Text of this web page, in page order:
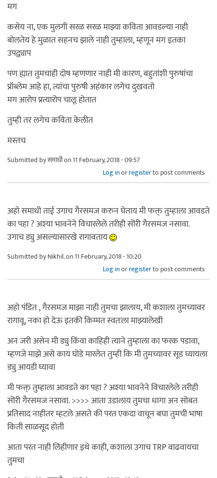
मग
कसेय ना, एक मुलगी सरळ सरळ माझ्या कविता आवडल्या नाही
बोलतेय हे मुळात सहनच झाले नाही तुम्हाला, म्हणून मग इतका
उपद्व्याप
पण ह्यात तुमचाही दोष म्हणणार नाही मी कारण, बहुतांशी पुरुषांचा
प्रॉब्लेम आहे हा, त्यांचा पुरुषी अहंकार लगेच दुखवतो
मग आरोप प्रत्यारोप चालू होतात
तुम्ही तर लगेच कविता केलीत
मस्तच
Submitted byसमाधीon 11 February, 2018 - 09:57
Log inorregisterto post comments
अहो समाधी ताई उगाच गैरसमज करुन घेताय मी फक्त् तुम्हाला आवडते
का पहा ? अश्या भावनेने विचारलेले तरीही सॊरी गैरसमज नसावा.
उगाच ड्यु असल्यासारखे रागावताय
Submitted byNikhil.on 11 February, 2018 - 10:20
Log inorregisterto post comments
अहो पंडित , गैरसमज माझा नाही तुमचा झालाय, मी कशाला तुमच्यावर
रागावू, नका हो देऊ इतकी किम्मत स्वतःला माझ्यालेखी
अन जरी असेन मी ड्यु किंवा काहिही त्याने तुम्हाला का फरक पडावा,
म्हणजे माझे असे काय घोडे मारलेत तुम्ही कि मी तुमच्यावर सूड घ्यायला
ड्यु आयडी घ्यावा
मी फक्त् तुम्हाला आवडते का पहा ? अश्या भावनेने विचारलेले तरीही
सॊरी गैरसमज नसावा. >>>> आता उडालाय तुमचा धागा अन सोबत
प्रतिसाद नाहीतर म्हटले असते की परत एकदा वाचून बघा तुमची भाषा
किती साळसूद होती
आता परत नाही लिहीणार इथे काही, कशाला उगाच TRP वाढवायचा
तुमचा